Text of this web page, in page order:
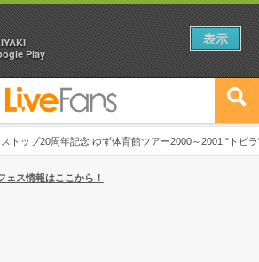
ストップ20周年記念 ゆず体育館ツアー2000～2001 "トビ
グ】2026年上半期編発表！
ェス情報はここから！
Play
表示